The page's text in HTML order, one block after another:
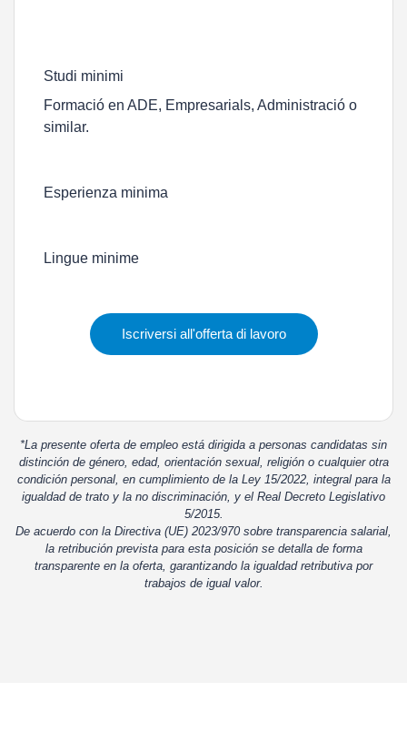
Studi minimi
Formació en ADE, Empresarials, Administració o
similar.
Esperienza minima
Lingue minime
Iscriversi all'offerta di lavoro
*La presente oferta de empleo está dirigida a personas candidatas sin
distinción de género, edad, orientación sexual, religión o cualquier otra
condición personal, en cumplimiento de la Ley 15/2022, integral para la
igualdad de trato y la no discriminación, y el Real Decreto Legislativo
5/2015.
De acuerdo con la Directiva (UE) 2023/970 sobre transparencia salarial,
la retribución prevista para esta posición se detalla de forma
transparente en la oferta, garantizando la igualdad retributiva por
trabajos de igual valor.